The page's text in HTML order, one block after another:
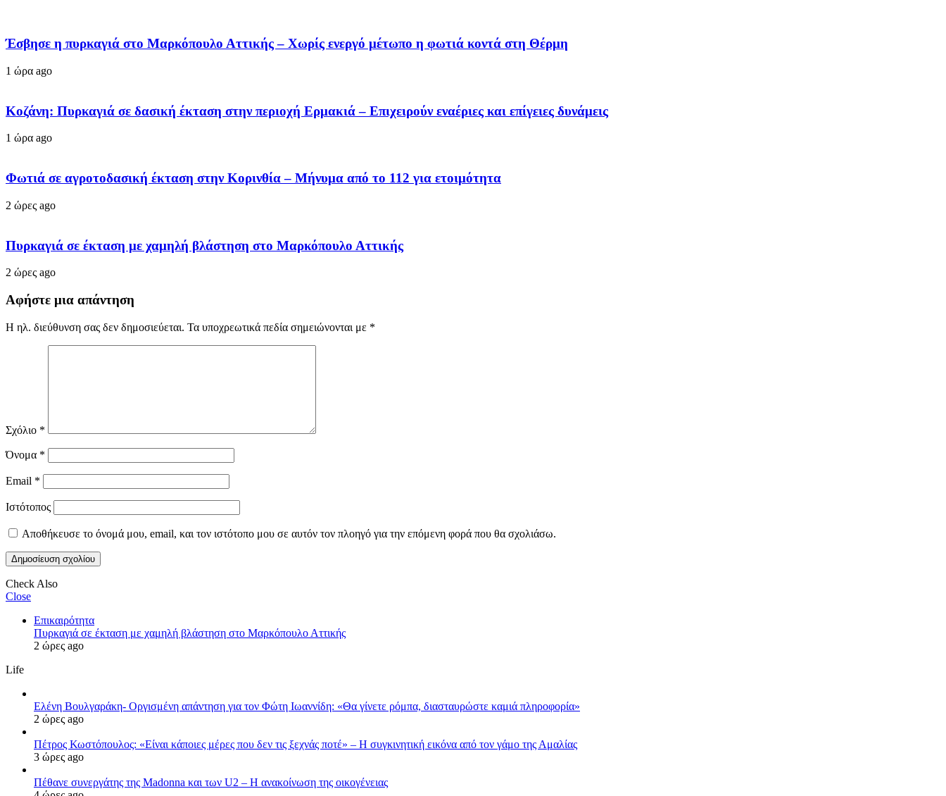
Έσβησε η πυρκαγιά στο Μαρκόπουλο Αττικής – Χωρίς ενεργό μέτωπο η φωτιά κοντά στη Θέρμη
1 ώρα ago
Κοζάνη: Πυρκαγιά σε δασική έκταση στην περιοχή Ερμακιά – Επιχειρούν εναέριες και επίγειες δυνάμεις
1 ώρα ago
Φωτιά σε αγροτοδασική έκταση στην Κορινθία – Μήνυμα από το 112 για ετοιμότητα
2 ώρες ago
Πυρκαγιά σε έκταση με χαμηλή βλάστηση στο Μαρκόπουλο Αττικής
2 ώρες ago
Αφήστε μια απάντηση
Η ηλ. διεύθυνση σας δεν δημοσιεύεται. Τα υποχρεωτικά πεδία σημειώνονται με *
Σχόλιο *
Όνομα *
Email *
Ιστότοπος
Αποθήκευσε το όνομά μου, email, και τον ιστότοπο μου σε αυτόν τον πλοηγό για την επόμενη φορά που θα σχολιάσω.
Check Also
Close
Επικαιρότητα
Πυρκαγιά σε έκταση με χαμηλή βλάστηση στο Μαρκόπουλο Αττικής
2 ώρες ago
Life
Ελένη Βουλγαράκη- Οργισμένη απάντηση για τον Φώτη Ιωαννίδη: «Θα γίνετε ρόμπα, διασταυρώστε καμιά πληροφορία»
2 ώρες ago
Πέτρος Κωστόπουλος: «Είναι κάποιες μέρες που δεν τις ξεχνάς ποτέ» – Η συγκινητική εικόνα από τον γάμο της Αμαλίας
3 ώρες ago
Πέθανε συνεργάτης της Madonna και των U2 – Η ανακοίνωση της οικογένειας